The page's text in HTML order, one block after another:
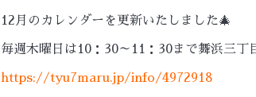
12月のカレンダーを更新いたしました🎄
毎週木曜日は10：30～11：30まで舞浜三丁
https://tyu7maru.jp/info/4972918